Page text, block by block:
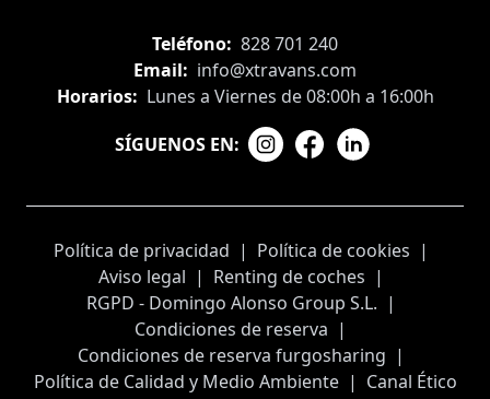
Teléfono: 828 701 240
Email: info@xtravans.com
Horarios: Lunes a Viernes de 08:00h a 16:00h
SÍGUENOS EN:
Política de privacidad | Política de cookies |
Aviso legal | Renting de coches |
RGPD - Domingo Alonso Group S.L. |
Condiciones de reserva |
Condiciones de reserva furgosharing |
Política de Calidad y Medio Ambiente | Canal Ético